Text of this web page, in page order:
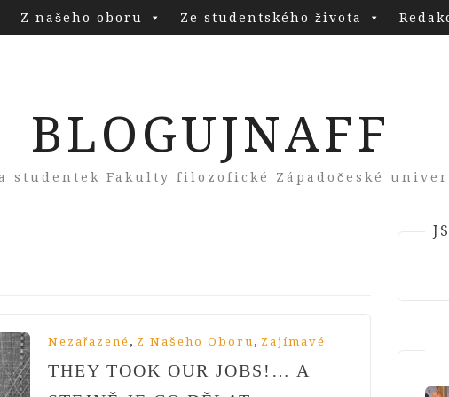
Z našeho oboru Ze studentského života
BLOGUJNAFF
studentek Fakulty filozofické Západočeské
Nezařazené , Z Našeho Oboru, Zajímavé
THEY TOOK OUR JOBS!… A